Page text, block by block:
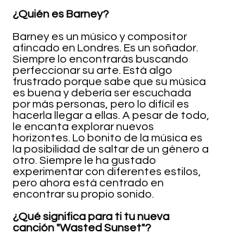
¿Quién es Barney?
Barney es un músico y compositor
afincado en Londres. Es un soñador.
Siempre lo encontrarás buscando
perfeccionar su arte. Está algo
frustrado porque sabe que su música
es buena y debería ser escuchada
por más personas, pero lo difícil es
hacerla llegar a ellas. A pesar de todo,
le encanta explorar nuevos
horizontes. Lo bonito de la música es
la posibilidad de saltar de un género a
otro. Siempre le ha gustado
experimentar con diferentes estilos,
pero ahora está centrado en
encontrar su propio sonido.
¿Qué significa para ti tu nueva
canción "Wasted Sunset"?